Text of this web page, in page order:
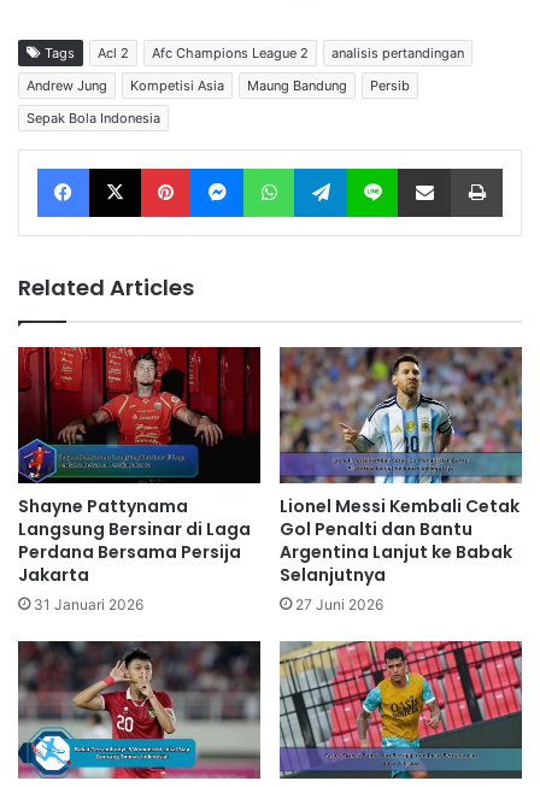
Tags Acl 2 Afc Champions League 2
analisis pertandingan
Andrew Jung
Kompetisi Asia Maung Bandung
Persib
Sepak Bola Indonesia
Facebook X Pinterest Messenger WhatsApp Telegram Line Share via Email
Related Articles
Shayne Pattynama
Langsung Bersinar di Laga
Perdana Bersama Persija
Jakarta
31 Januari 2026
Lionel Messi Kembali Cetak
Gol Penalti dan Bantu
Argentina Lanjut ke Babak
Selanjutnya
27 Juni 2026